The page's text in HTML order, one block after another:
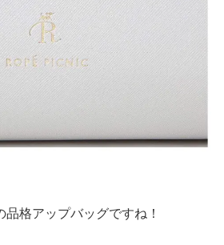
格アップバッグですね！